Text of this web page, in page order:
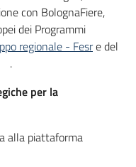
con BolognaFiere,
dei Programmi
regionale - Fesre del
.
per la
alla piattaforma